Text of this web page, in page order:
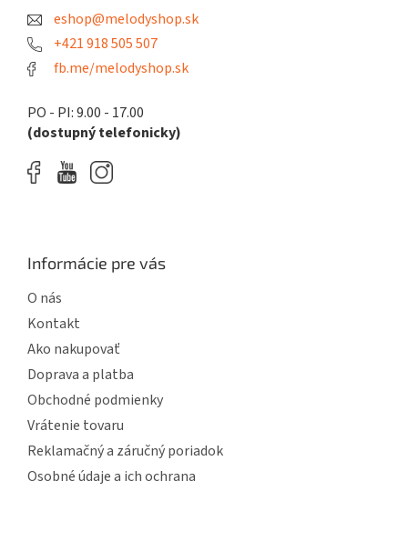
eshop@melodyshop.sk
+421 918 505 507
fb.me/melodyshop.sk
PO - PI: 9.00 - 17.00
(dostupný telefonicky)
Informácie pre vás
O nás
Kontakt
Ako nakupovať
Doprava a platba
Obchodné podmienky
Vrátenie tovaru
Reklamačný a záručný poriadok
Osobné údaje a ich ochrana